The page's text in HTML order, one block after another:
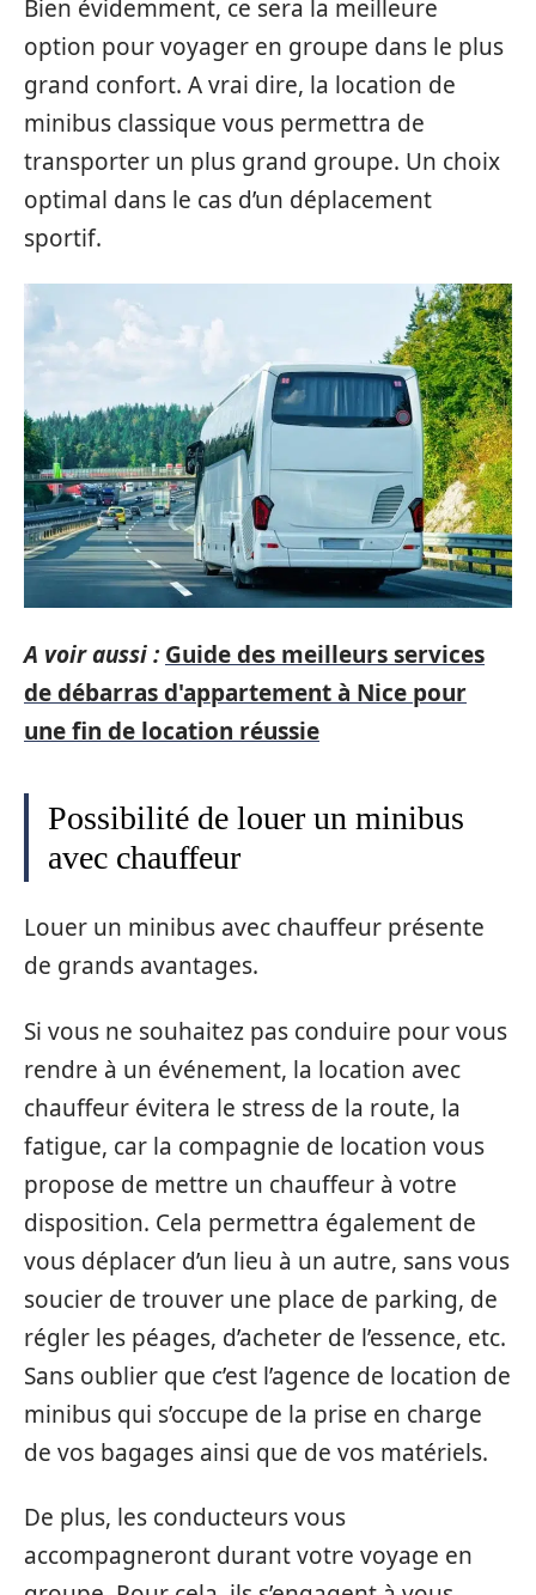
Bien évidemment, ce sera la meilleure
option pour voyager en groupe dans le plus
grand confort. A vrai dire, la location de
minibus classique vous permettra de
transporter un plus grand groupe. Un choix
optimal dans le cas d’un déplacement
sportif.
A voir aussi : Guide des meilleurs services
de débarras d'appartement à Nice pour
une fin de location réussie
Possibilité de louer un minibus
avec chauffeur
Louer un minibus avec chauffeur présente
de grands avantages.
Si vous ne souhaitez pas conduire pour vous
rendre à un événement, la location avec
chauffeur évitera le stress de la route, la
fatigue, car la compagnie de location vous
propose de mettre un chauffeur à votre
disposition. Cela permettra également de
vous déplacer d’un lieu à un autre, sans vous
soucier de trouver une place de parking, de
régler les péages, d’acheter de l’essence, etc.
Sans oublier que c’est l’agence de location de
minibus qui s’occupe de la prise en charge
de vos bagages ainsi que de vos matériels.
De plus, les conducteurs vous
accompagneront durant votre voyage en